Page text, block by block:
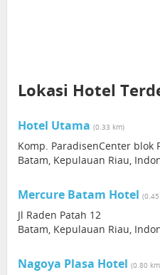
Lokasi Hotel
Hotel Utama (0.33 km)
Komp. ParadisenCenter blok
Batam, Kepulauan Riau,
Mercure Batam Hotel
Jl Raden Patah 12
Batam, Kepulauan Riau,
Nagoya Plasa Hotel (0.80